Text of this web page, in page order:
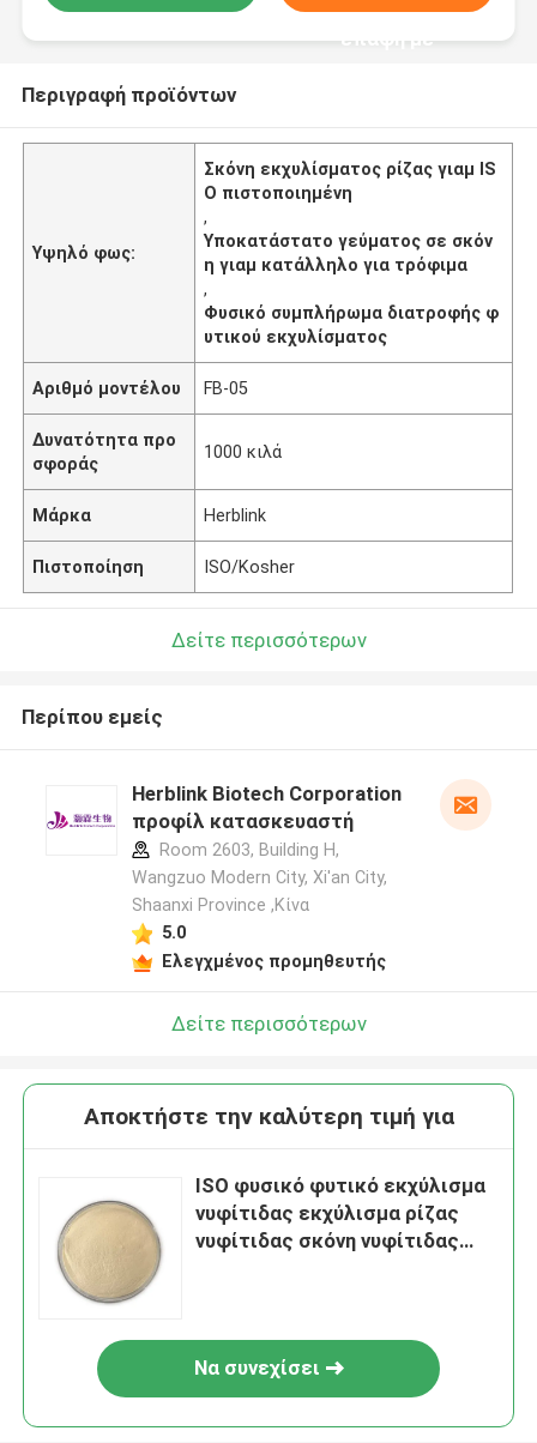
επαφή με
Περιγραφή προϊόντων
Υψηλό φως:
Σκόνη εκχυλίσματος ρίζας γιαμ IS
O πιστοποιημένη
,
Υποκατάστατο γεύματος σε σκόν
η γιαμ κατάλληλο για τρόφιμα
,
Φυσικό συμπλήρωμα διατροφής φ
υτικού εκχυλίσματος
Αριθμό μοντέλου FB-05
Δυνατότητα προ
σφοράς
1000 κιλά
Μάρκα Herblink
Πιστοποίηση ISO/Kosher
Δείτε περισσότερων
Περίπου εμείς
Herblink Biotech Corporation
προφίλ κατασκευαστή
Room 2603, Building H,
Wangzuo Modern City, Xi'an City,
Shaanxi Province ,Κίνα
5.0
Ελεγχμένος προμηθευτής
Δείτε περισσότερων
Αποκτήστε την καλύτερη τιμή για
ISO φυσικό φυτικό εκχύλισμα
νυφίτιδας εκχύλισμα ρίζας
νυφίτιδας σκόνη νυφίτιδας
Να συνεχίσει